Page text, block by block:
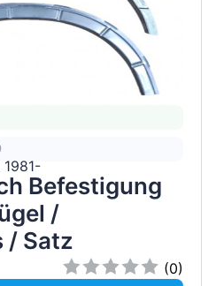
1981-
Befestigung
/
/ Satz
(0)